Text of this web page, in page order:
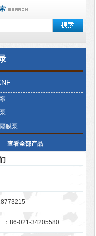
膜泵
查看全部产品
：86-021-34205580